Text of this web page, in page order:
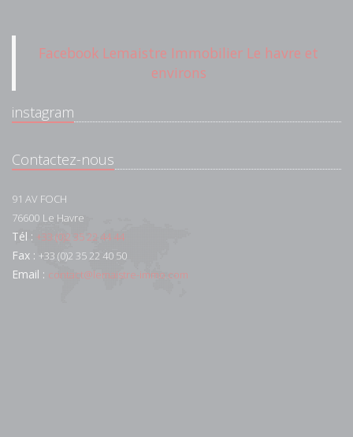
Facebook Lemaistre Immobilier Le havre et
environs
instagram
Contactez-nous
91 AV FOCH
76600 Le Havre
Tél : +33 (0)2 35 22 44 44
Fax : +33 (0)2 35 22 40 50
Email : contact@lemaistre-immo.com